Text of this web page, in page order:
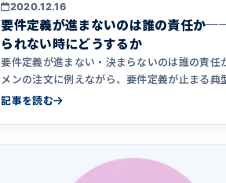
2020.12.16
要件定義が進まないのは誰の責任か
られない時にどうするか
要件定義が進まない・決まらないのは誰の責任
メンの注文に例えながら、要件定義が止まる典
ン4つと、それでも決められない時に取れる現実
記事を読む